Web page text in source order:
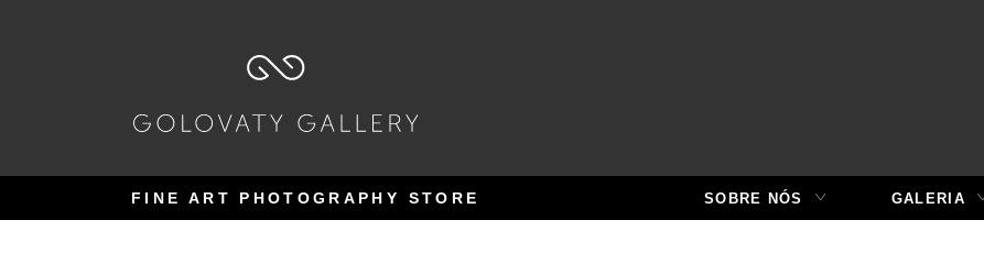
navegação
FINE ART PHOTOGRAPHY STORE SOBRE NÓS GALERIA